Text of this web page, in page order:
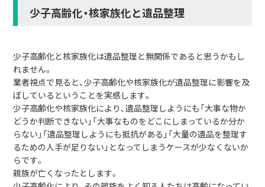
少子高齢化・核家族化と遺品整理
少子高齢化と核家族化は遺品整理と無関係であると思うかもし
れません。
業者視点で見ると、少子高齢化や核家族化が遺品整理に影響を及
ぼしているということを実感します。
少子高齢化や核家族化により、遺品整理しようにも「大事な物か
どうか判断できない」「大事なものをどこにしまっているか分か
らない」「遺品整理しようにも抵抗がある」「大量の遺品を整理す
るための人手が足りない」となってしまうケースが少なくないか
らです。
親族が亡くなったとします。